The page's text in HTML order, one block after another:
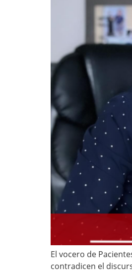
El vocero de
contradicen el